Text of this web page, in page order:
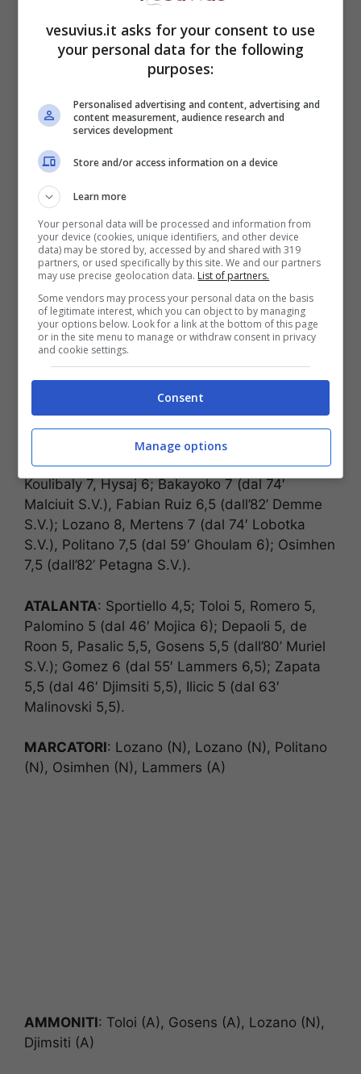
Hirving Lozano e i calciatori del Napoli festeggiano dopo il gol
Ecco tabellino, voti e highlights della partita
delle 15.00 del sabato della quarta giornata di
Serie A tra Napoli ed Atalanta.
NAPOLI: Ospina 6; Di Lorenzo 6,5, Manolas 6,5,
Koulibaly 7, Hysaj 6; Bakayoko 7 (dal 74′
Malciuit S.V.), Fabian Ruiz 6,5 (dall’82’ Demme
S.V.); Lozano 8, Mertens 7 (dal 74′ Lobotka
S.V.), Politano 7,5 (dal 59′ Ghoulam 6); Osimhen
7,5 (dall’82’ Petagna S.V.).
ATALANTA: Sportiello 4,5; Toloi 5, Romero 5,
Palomino 5 (dal 46′ Mojica 6); Depaoli 5, de
Roon 5, Pasalic 5,5, Gosens 5,5 (dall’80’ Muriel
S.V.); Gomez 6 (dal 55′ Lammers 6,5); Zapata
5,5 (dal 46′ Djimsiti 5,5), Ilicic 5 (dal 63′
Malinovski 5,5).
MARCATORI: Lozano (N), Lozano (N), Politano
(N), Osimhen (N), Lammers (A)
AMMONITI: Toloi (A), Gosens (A), Lozano (N),
Djimsiti (A)
vesuvius.it asks for your consent to use
your personal data for the following
purposes:
Personalised advertising and content, advertising and
content measurement, audience research and
services development
Store and/or access information on a device
Learn more
Your personal data will be processed and information from
your device (cookies, unique identifiers, and other device
data) may be stored by, accessed by and shared with 319
partners, or used specifically by this site. We and our partners
may use precise geolocation data. List of partners.
Some vendors may process your personal data on the basis
of legitimate interest, which you can object to by managing
your options below. Look for a link at the bottom of this page
or in the site menu to manage or withdraw consent in privacy
and cookie settings.
Consent
Manage options